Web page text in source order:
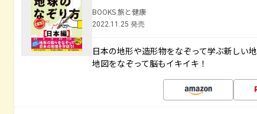
BOOKS 旅と健康
2022.11.25 発売
日本の地形や造形物をなぞって学ぶ新しい
地図をなぞって脳もイキイキ！